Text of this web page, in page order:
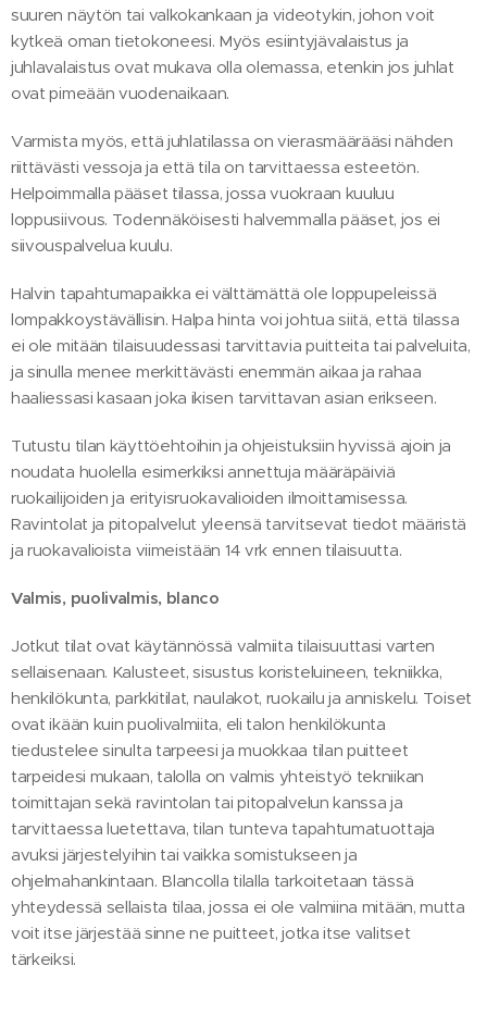
suuren näytön tai valkokankaan ja videotykin, johon voit
kytkeä oman tietokoneesi. Myös esiintyjävalaistus ja
juhlavalaistus ovat mukava olla olemassa, etenkin jos juhlat
ovat pimeään vuodenaikaan.
Varmista myös, että juhlatilassa on vierasmäärääsi nähden
riittävästi vessoja ja että tila on tarvittaessa esteetön.
Helpoimmalla pääset tilassa, jossa vuokraan kuuluu
loppusiivous. Todennäköisesti halvemmalla pääset, jos ei
siivouspalvelua kuulu.
Halvin tapahtumapaikka ei välttämättä ole loppupeleissä
lompakkoystävällisin. Halpa hinta voi johtua siitä, että tilassa
ei ole mitään tilaisuudessasi tarvittavia puitteita tai palveluita,
ja sinulla menee merkittävästi enemmän aikaa ja rahaa
haaliessasi kasaan joka ikisen tarvittavan asian erikseen.
Tutustu tilan käyttöehtoihin ja ohjeistuksiin hyvissä ajoin ja
noudata huolella esimerkiksi annettuja määräpäiviä
ruokailijoiden ja erityisruokavalioiden ilmoittamisessa.
Ravintolat ja pitopalvelut yleensä tarvitsevat tiedot määristä
ja ruokavalioista viimeistään 14 vrk ennen tilaisuutta.
Valmis, puolivalmis, blanco
Jotkut tilat ovat käytännössä valmiita tilaisuuttasi varten
sellaisenaan. Kalusteet, sisustus koristeluineen, tekniikka,
henkilökunta, parkkitilat, naulakot, ruokailu ja anniskelu. Toiset
ovat ikään kuin puolivalmiita, eli talon henkilökunta
tiedustelee sinulta tarpeesi ja muokkaa tilan puitteet
tarpeidesi mukaan, talolla on valmis yhteistyö tekniikan
toimittajan sekä ravintolan tai pitopalvelun kanssa ja
tarvittaessa luetettava, tilan tunteva tapahtumatuottaja
avuksi järjestelyihin tai vaikka somistukseen ja
ohjelmahankintaan. Blancolla tilalla tarkoitetaan tässä
yhteydessä sellaista tilaa, jossa ei ole valmiina mitään, mutta
voit itse järjestää sinne ne puitteet, jotka itse valitset
tärkeiksi.